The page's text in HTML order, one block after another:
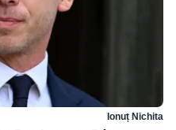
Ionuț Nichita